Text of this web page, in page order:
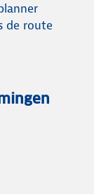
de route